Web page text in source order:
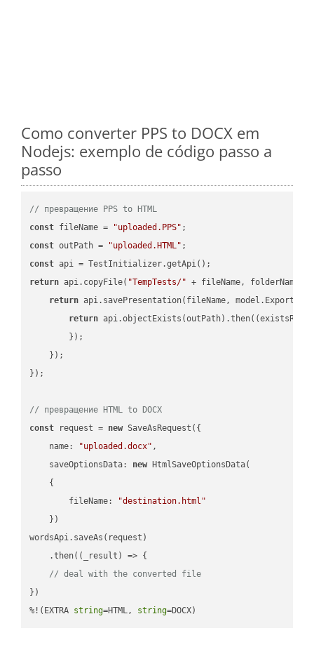
Como converter PPS to DOCX em
Nodejs: exemplo de código passo a
passo
// превращение PPS to HTML
const fileName = "uploaded.PPS"
const outPath = "uploaded.HTML"
const
return api.copyFile( "TempTests/" + fileName, folderName +
return api.savePresentation(fileName,
return api.objectExists(outPath).then( (
        });
    });
});
// превращение HTML to DOCX
const request = new SaveAsRequest({
name: "uploaded.docx" ,
saveOptionsData: new HtmlSaveOptionsData(
    {
fileName:
"destination.html"
    })
wordsApi.saveAs(request)
    .then(
( _result ) => {
// deal with the converted file
})
%!(EXTRA string=HTML, string=DOCX)